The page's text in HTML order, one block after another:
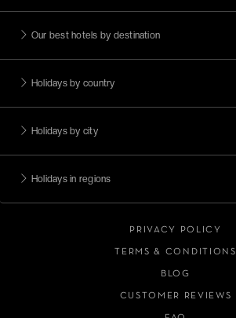
Our best hotels by destination
Holidays by country
Holidays by city
Holidays in regions
PRIVACY POLICY
TERMS & CONDITIONS
BLOG
CUSTOMER REVIEWS